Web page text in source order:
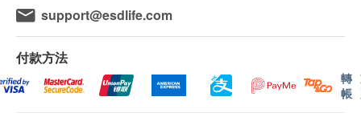
適合6 歲或以上人士食用
食用方法
保健: 每朝空腹食用一次，每次1粒
紓緩腸胃不適: 每隔4小時三粒，直至腸胃修復
一般條款
所有出售之貨品均不設退款。
貨品質量保證，於顧客收到產品當日起計，食用期
應最少有9個月或以上。
當顧客收取已訂購之貨品時，有責任檢查貨品是否
support@esdlife.com
付款方法
轉
帳